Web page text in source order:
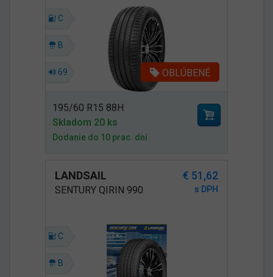
C
B
69 OBLÚBENÉ
195/60 R15 88H
Skladom 20 ks
Dodanie do 10 prac. dní
LANDSAIL € 51,62
SENTURY QIRIN 990 s DPH
C
B